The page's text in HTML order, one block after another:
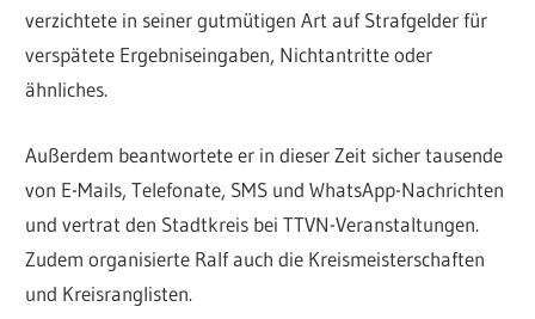
verzichtete in seiner gutmütigen Art auf Strafgelder für
verspätete Ergebniseingaben, Nichtantritte oder
ähnliches.
Außerdem beantwortete er in dieser Zeit sicher tausende
von E-Mails, Telefonate, SMS und WhatsApp-Nachrichten
und vertrat den Stadtkreis bei TTVN-Veranstaltungen.
Zudem organisierte Ralf auch die Kreismeisterschaften
und Kreisranglisten.